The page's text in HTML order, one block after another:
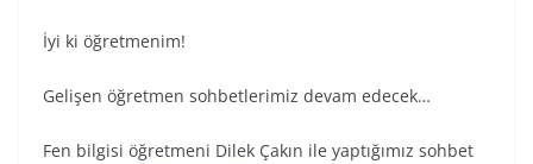
İyi ki öğretmenim!
Gelişen öğretmen sohbetlerimiz devam edecek…
Fen bilgisi öğretmeni Dilek Çakın ile yaptığımız sohbet